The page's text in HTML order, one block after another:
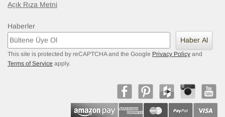
Açık Rıza Metni
Haberler
Haber Al
This site is protected by reCAPTCHA and the Google Privacy Policy and
Terms of Service apply.